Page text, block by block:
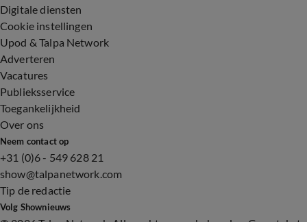
Digitale diensten
Cookie instellingen
Upod & Talpa Network
Adverteren
Vacatures
Publieksservice
Toegankelijkheid
Over ons
Neem contact op
+31 (0)6 - 549 628 21
show@talpanetwork.com
Tip de redactie
Volg Shownieuws